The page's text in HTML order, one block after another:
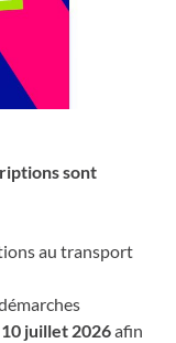
sont
au transport
10 juillet 2026afin